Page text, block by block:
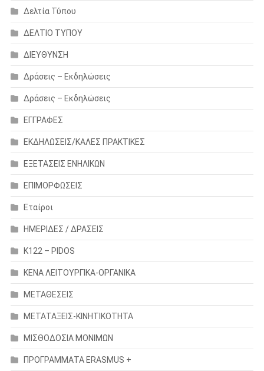
Δελτία Τύπου
ΔΕΛΤΙΟ ΤΥΠΟΥ
ΔΙΕΥΘΥΝΣΗ
Δράσεις – Εκδηλώσεις
Δράσεις – Εκδηλώσεις
ΕΓΓΡΑΦΕΣ
ΕΚΔΗΛΩΣΕΙΣ/ΚΑΛΕΣ ΠΡΑΚΤΙΚΕΣ
ΕΞΕΤΑΣΕΙΣ ΕΝΗΛΙΚΩΝ
ΕΠΙΜΟΡΦΩΣΕΙΣ
Εταίροι
ΗΜΕΡΙΔΕΣ / ΔΡΑΣΕΙΣ
Κ122 – PIDOS
ΚΕΝΑ ΛΕΙΤΟΥΡΓΙΚΑ-ΟΡΓΑΝΙΚΑ
ΜΕΤΑΘΕΣΕΙΣ
ΜΕΤΑΤΑΞΕΙΣ-ΚΙΝΗΤΙΚΟΤΗΤΑ
ΜΙΣΘΟΔΟΣΙΑ ΜΟΝΙΜΩΝ
ΠΡΟΓΡΑΜΜΑΤΑ ERASMUS +